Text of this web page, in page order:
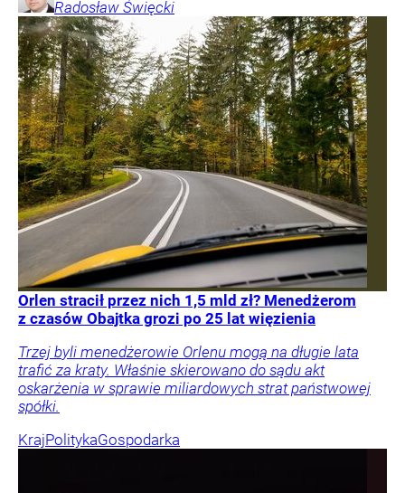
Radosław Święcki
Orlen stracił przez nich 1,5 mld zł? Menedżerom
z czasów Obajtka grozi po 25 lat więzienia
Trzej byli menedżerowie Orlenu mogą na długie lata
trafić za kraty. Właśnie skierowano do sądu akt
oskarżenia w sprawie miliardowych strat państwowej
spółki.
KrajPolitykaGospodarka